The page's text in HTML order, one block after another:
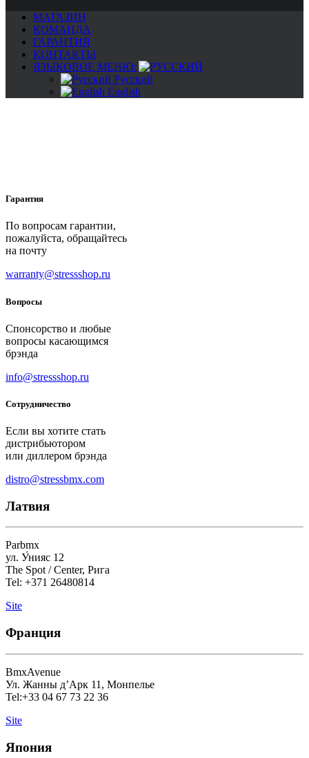
МАГАЗИН
КОМАНДА
ГАРАНТИЯ
КОНТАКТЫ
ЯЗЫКОВОЕ МЕНЮ:
Русский
English
Гарантия
По вопросам гарантии,
пожалуйста, обращайтесь
на почту
warranty@stressshop.ru
Вопросы
Спонсорство и любые
вопросы касающимся
брэнда
info@stressshop.ru
Сотрудничество
Если вы хотите стать
дистрибьютором
или диллером брэнда
distro@stressbmx.com
Латвия
Parbmx
ул. У́нияс 12
The Spot / Center, Рига
Tel: +371 26480814
Site
Франция
BmxAvenue
Ул. Жанны д’Арк 11, Монпелье
Tel:+33 04 67 73 22 36
Site
Япония